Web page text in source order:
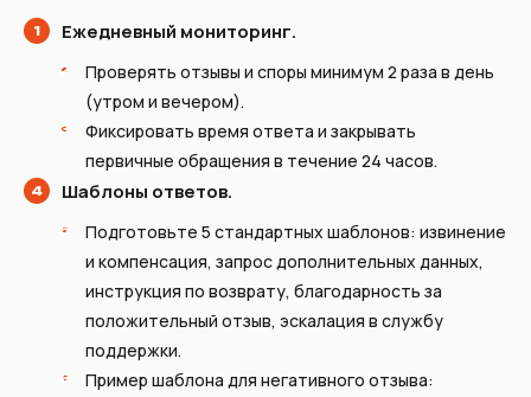
Ежедневный мониторинг.
Проверять отзывы и споры минимум 2 раза в день
(утром и вечером).
Фиксировать время ответа и закрывать
первичные обращения в течение 24 часов.
Шаблоны ответов.
Подготовьте 5 стандартных шаблонов: извинение
и компенсация, запрос дополнительных данных,
инструкция по возврату, благодарность за
положительный отзыв, эскалация в службу
поддержки.
Пример шаблона для негативного отзыва: